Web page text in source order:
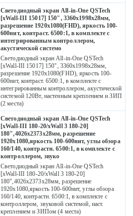
Светодиодный экран All-in-One QSTech
[xWall-III 15017] 150", 3360х1998х28мм,
разрешение 1920x1080(FHD), яркость 100-
600нит, контраст. 6500:1, в комплекте с
интегрированным контроллером,
акустической системо
Светодиодный экран All-in-One QSTech
[xWall-III 15017] 150", 3360х1998х28мм,
разрешение 1920x1080(FHD), яркость 100-
600нит, контраст. 6500:1, в комплекте с
интегрированным контроллером, акустической
системой 120Вт, настенным креплением и ЗИП
(2 места)
Светодиодный экран All-in-One QSTech
[xWall-III 180-20/xWall 3 180-20]
180",4026x2373x28мм, разрешение
1920х1080,яркость 100-600нит, углы обзора
160/140, контрастн. 6500:1, в комплекте с
контроллером, звуко
Светодиодный экран All-in-One QSTech
[xWall-III 180-20/xWall 3 180-20]
180",4026x2373x28мм, разрешение
1920х1080,яркость 100-600нит, углы обзора
160/140, контрастн. 6500:1, в комплекте с
контроллером, звуковой системой, наст.
креплением и ЗИПом (4 места)